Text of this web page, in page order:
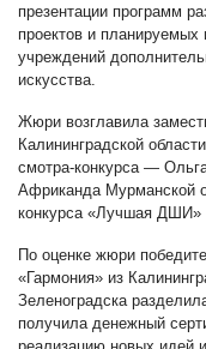
презентации программ
проектов и
учреждений
искусства.
Жюри возглавила
Калининградской
смотра-конкурса —
Африканда Мурманской
конкурса «Лучшая ДШИ»
По оценке жюри
«Гармония» из
Зеленоградска
получила денежный